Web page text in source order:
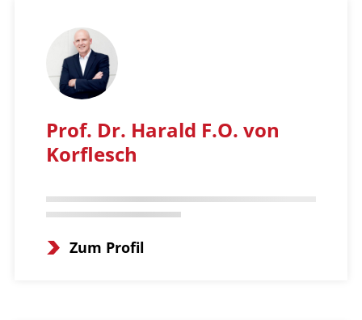
Prof. Dr. Harald F.O. von
Korflesch
Zum Profil